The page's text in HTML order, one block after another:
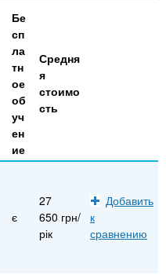
Бе
сп
ла
тн
ое
об
уч
ен
ие
Средня
я
стоимо
сть
є
27
650 грн/
рік
Добавить
к
сравнению